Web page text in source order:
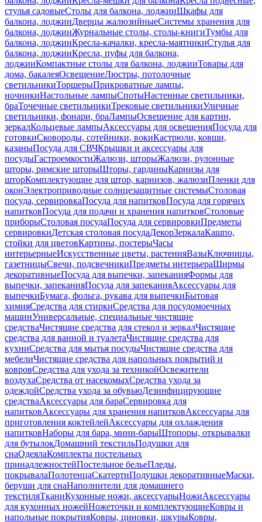
стулья садовыеСтолы для балкона, лоджииШкафы для
балкона, лоджииДверцы жалюзийныеСистемы хранения для
балкона, лоджииЖурнальные столы, столы-книгиТумбы для
балкона, лоджииКресла-качалки, кресла-маятникиСтулья для
балкона, лоджииКресла, пуфы для балкона,
лоджииКомпактные столы для балкона, лоджииТовары для
дома, бакалеяОсвещениеЛюстры, потолочные
светильникиТоршерыПрикроватные лампы,
ночникиНастольные лампыСпотыНастенные светильники,
браТочечные светильникиТрековые светильникиУличные
светильники, фонари, браЛампыОсвещение для картин,
зеркалКольцевые лампыАксессуары для освещенияПосуда для
готовкиСковороды, сотейники, вокиКастрюли, ковши,
казаныПосуда для СВЧКрышки и аксессуары для
посудыГастроемкостиЖалюзи, шторыЖалюзи, рулонные
шторы, римские шторыШторы, гардиныКарнизы для
шторКомплектующие для штор, карнизов, жалюзиПленки для
оконЭлектроприводные солнцезащитные системыСтоловая
посуда, сервировкаПосуда для напитковПосуда для горячих
напитковПосуда для подачи и хранения напитковСтоловые
приборыСтоловая посудаПосуда для сервировкиПредметы
сервировкиДетская столовая посудаДекорЗеркалаКашпо,
стойки для цветовКартины, постерыЧасы
интерьерныеИскусственные цветы, растенияВазыКлючницы,
газетницыСвечи, подсвечникиПредметы интерьераШирмы
декоративныеПосуда для выпечки, запеканияФормы для
выпечки, запеканияПосуда для запеканияАксессуары для
выпечкиБумага, фольга, рукава для выпечкиБытовая
химияСредства для стиркиСредства для посудомоечных
машинУниверсальные, специальные чистящие
средстваЧистящие средства для стекол и зеркалЧистящие
средства для ванной и туалетаЧистящие средства для
кухниСредства для мытья посудыЧистящие средства для
мебелиЧистящие средства для напольных покрытий и
ковровСредства для ухода за техникойОсвежители
воздухаСредства от насекомыхСредства ухода за
одеждойСредства ухода за обувьюДезинфицирующие
средстваАксессуары для бараСервировка для
напитковАксессуары для хранения напитковАксессуары для
приготовления коктейлейАксессуары для охлаждения
напитковНаборы для бара, мини-барыШтопоры, открывалки
для бутылокДомашний текстильПодушки для
снаОдеялаКомплекты постельных
принадлежностейПостельное бельеПледы,
покрывалаПолотенцаСкатертиПодушки декоративныеМаски,
беруши для снаНаполнители для домашнего
текстиляТканиКухонные ножи, аксессуарыНожиАксессуары
для кухонных ножейНожеточки и комплектующиеКовры и
напольные покрытияКовры, циновки, шкурыКовры,